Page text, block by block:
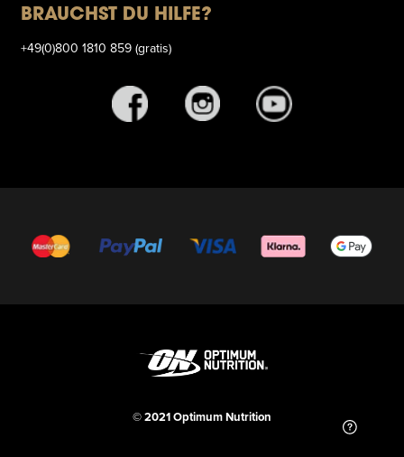
BRAUCHST DU HILFE?
+49(0)800 1810 859 (gratis)
© 2021 Optimum Nutrition